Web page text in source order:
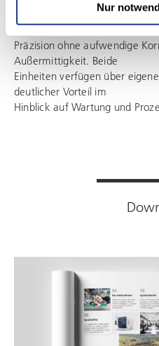
Nur
Anordnung beider Werkzeuge
für höchste
Präzision ohne aufwendige
Außermittigkeit. Beide
Einheiten verfügen über
deutlicher Vorteil im
Hinblick auf Wartung und